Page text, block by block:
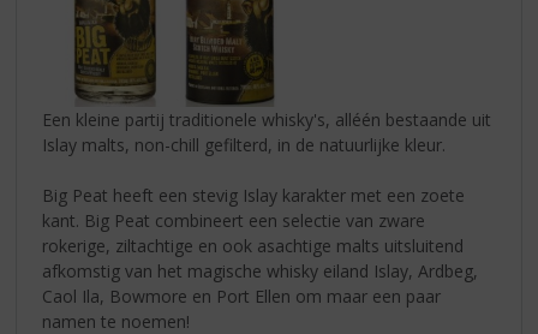
Een kleine partij traditionele whisky's, alléén bestaande uit
Islay malts, non-chill gefilterd, in de natuurlijke kleur.
Big Peat heeft een stevig Islay karakter met een zoete
kant. Big Peat combineert een selectie van zware
rokerige, ziltachtige en ook asachtige malts uitsluitend
afkomstig van het magische whisky eiland Islay, Ardbeg,
Caol Ila, Bowmore en Port Ellen om maar een paar
namen te noemen!